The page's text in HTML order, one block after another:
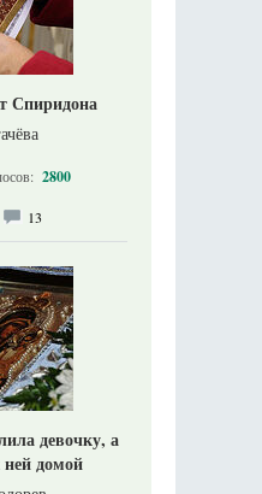
Спиридона
2800
13
девочку, а
домой